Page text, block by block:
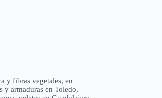
y fibras vegetales, en
y armaduras en Toledo,